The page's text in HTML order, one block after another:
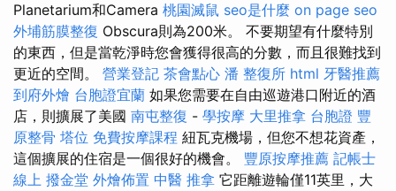
Planetarium和Camera 桃園滅鼠 seo是什麼 on page seo
外埔筋膜整復 Obscura則為200米。 不要期望有什麼特別
的東西，但是當乾淨時您會獲得很高的分數，而且很難找到
更近的空間。 營業登記 茶會點心 潘 整復所 html 牙醫推薦
到府外燴 台胞證宜蘭 如果您需要在自由巡遊港口附近的酒
店，則擴展了美國 南屯整復 - 學按摩 大里推拿 台胞證 豐
原整骨 塔位 免費按摩課程 紐瓦克機場，但您不想花資產，
這個擴展的住宿是一個很好的機會。 豐原按摩推薦 記帳士
線上 撥金堂 外燴佈置 中醫 推拿 它距離遊輪僅11英里，大